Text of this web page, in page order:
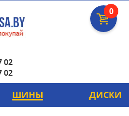
0
02
02
ШИНЫ ДИСКИ